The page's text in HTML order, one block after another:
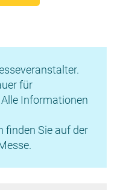
für
Informationen
finden Sie auf der